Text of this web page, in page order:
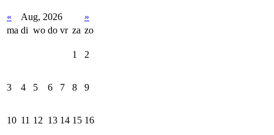
« Aug, 2026
»
ma di wo do vr za zo
1 2
3 4 5 6 7 8 9
10 11 12 13 14 15 16